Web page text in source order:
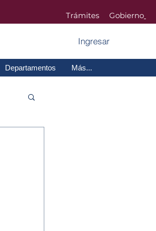
Trámites Gobierno
Ingresar
Departamentos Más...